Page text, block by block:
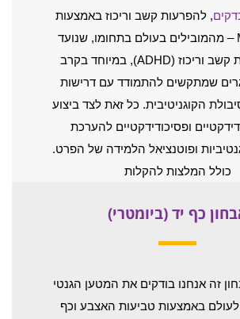
, להפרעות קשב וריכוז באמצעות
מבדק Moxo – מהמובילים בעולם בתחומו, שנועד
לזהות בעיות קשב וריכוז (ADHD), במיוחד בקרב
שמתקשים להתמודד עם דרישות
הקוגניטיבית. כל זאת לצד ביצוע
ופסיכודידקטיים להערכת
ופוטנציאל הלמידה של הפרט.
כולל המלצות להקלות
כף יד (ביומטרי)
זה אנחנו בודקים את המטען הגנטי
לעולם באמצעות טביעות האצבע וכף